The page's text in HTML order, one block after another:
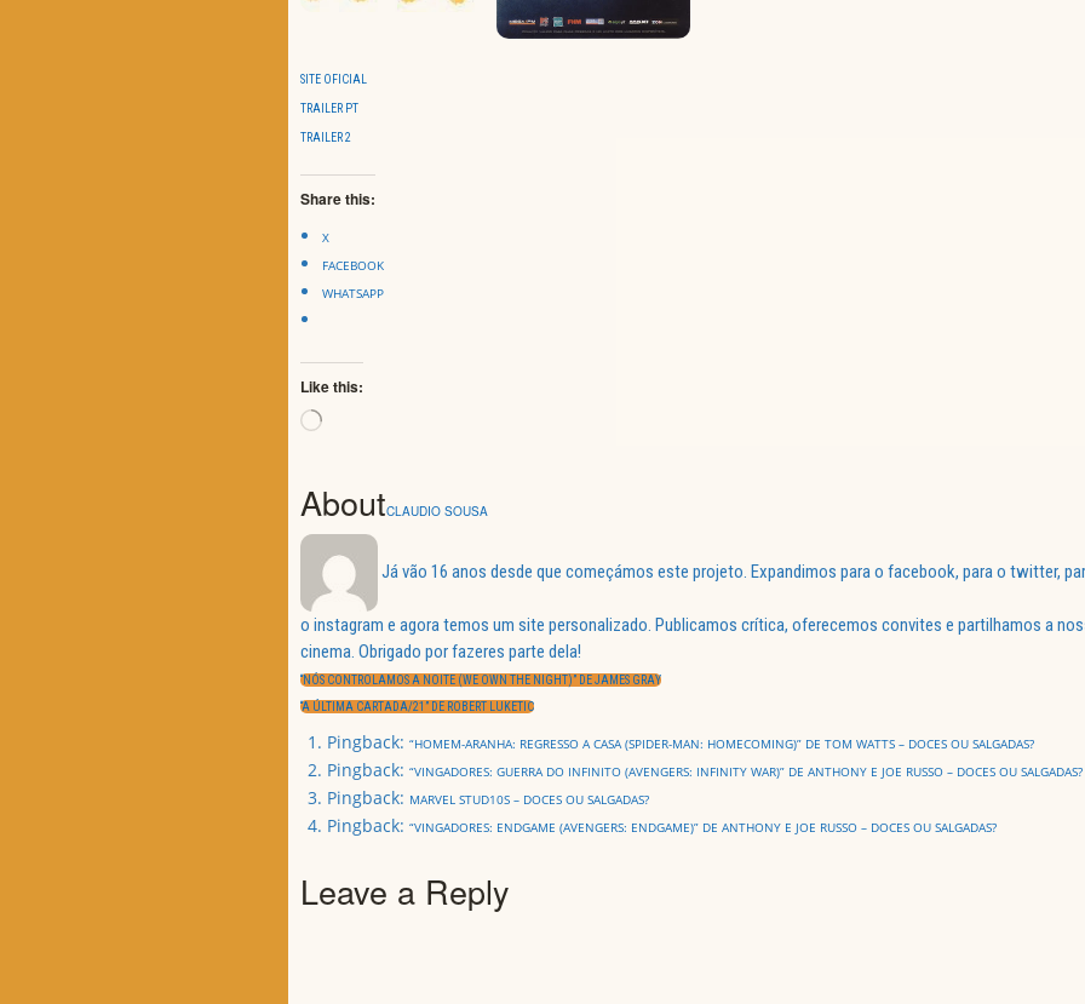
SITE OFICIAL
TRAILER PT
TRAILER 2
Share this:
X
FACEBOOK
WHATSAPP
Like this:
Loading…
AboutCLAUDIO SOUSA
Já vão 16 anos desde que começámos este projeto. Expandimos para o facebook, para o twitter,
o instagram e agora temos um site personalizado. Publicamos crítica, oferecemos convites e partilhamos a
cinema. Obrigado por fazeres parte dela!
Navegação
de
artigos
PREVIOUS
POST:
“NÓS CONTROLAMOS A NOITE (WE OWN THE NIGHT)” DE JAMES GRAY
NEXT
POST:
“A ÚLTIMA CARTADA/21” DE ROBERT LUKETIC
Pingback:“HOMEM-ARANHA: REGRESSO A CASA (SPIDER-MAN: HOMECOMING)” DE TOM WATTS – DOCES OU SALGADAS?
Pingback:“VINGADORES: GUERRA DO INFINITO (AVENGERS: INFINITY WAR)” DE ANTHONY E JOE RUSSO – DOCES OU SALGADAS?
Pingback: MARVEL STUD10S – DOCES OU SALGADAS?
Pingback:“VINGADORES: ENDGAME (AVENGERS: ENDGAME)” DE ANTHONY E JOE RUSSO – DOCES OU SALGADAS?
Leave a Reply